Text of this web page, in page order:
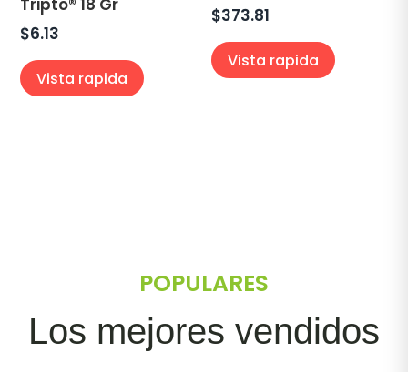
Tripto® 18 Gr
$6.13
Vista rapida
$373.81
Vista rapida
POPULARES
Los mejores vendidos